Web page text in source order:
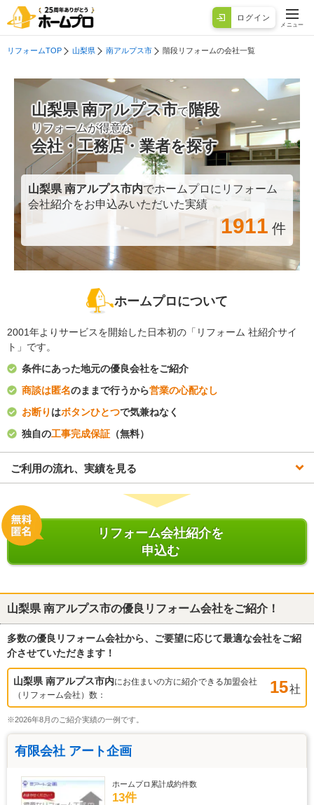
ログイン
メニュー
リフォームTOP 山梨県 南アルプス市 階段リフォームの会社一覧
山梨県 南アルプス市で 階段
リフォームが得意な
会社・工務店・業者を探す
山梨県 南アルプス市内でホームプロにリフォーム
会社紹介をお申込みいただいた実績
1911 件
ホームプロについて
2001年よりサービスを開始した日本初の「リフォーム 社紹介サイ
ト」です。
条件にあった地元の優良会社をご紹介
商談は匿名のままで行うから営業の心配なし
お断り はボタンひとつで気兼ねなく
独自の工事完成保証 （無料）
ご利用の流れ、実績を見る
リフォーム会社紹介を
申込む
山梨県 南アルプス市の優良リフォーム会社をご紹介！
多数の優良リフォーム会社から、ご要望に応じて最適な会社をご紹
介させていただきます！
山梨県 南アルプス市内にお住まいの方に紹介できる加盟会社
（リフォーム会社）数：
15社
※2026年8月のご紹介実績の一例です。
有限会社 アート企画
ホームプロ累計成約件数
13件